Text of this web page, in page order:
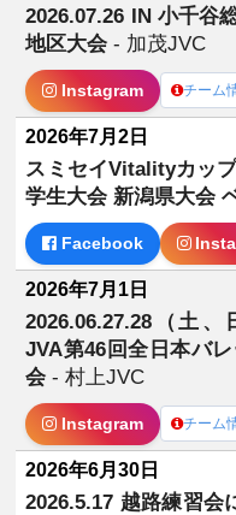
2026.07.26 IN 小千谷
地区大会- 加茂JVC
Instagram チーム
2026年7月2日
スミセイVitalityカッ
学生大会 新潟県大会
Facebook
2026年7月1日
2026.06.27.28（土
JVA第46回全日本バ
会- 村上JVC
Instagram チーム
2026年6月30日
2026.5.17 越路練習